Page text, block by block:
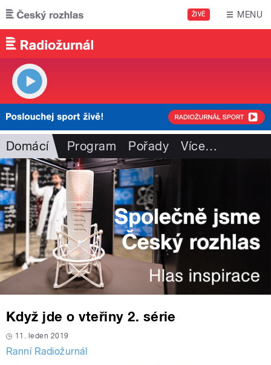
Přejít k hlavnímu obsahu
ŽIVĚ MENU
Domácí Program Pořady Více…
Když jde o vteřiny 2. série
11. leden 2019
Ranní Radiožurnál